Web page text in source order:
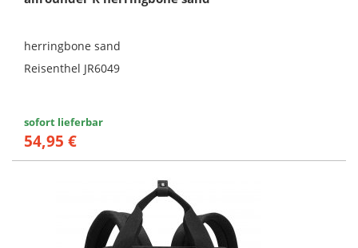
herringbone sand
Reisenthel JR6049
sofort lieferbar
54,95 €